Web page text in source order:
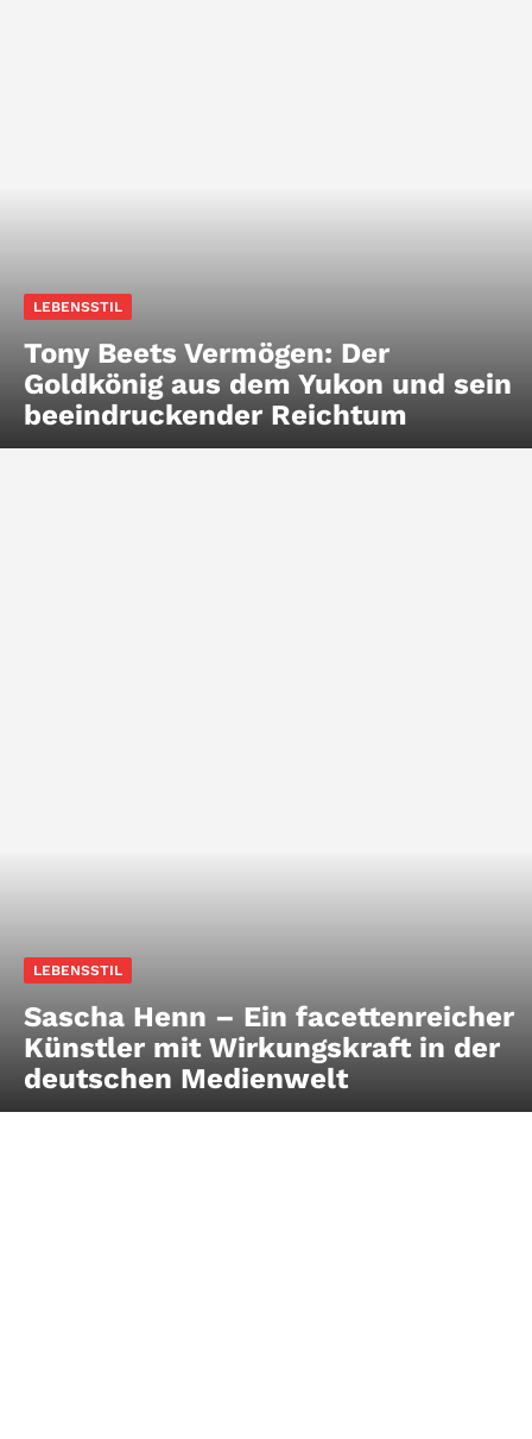
LEBENSSTIL
Tony Beets Vermögen: Der
Goldkönig aus dem Yukon und sein
beeindruckender Reichtum
LEBENSSTIL
Sascha Henn – Ein facettenreicher
Künstler mit Wirkungskraft in der
deutschen Medienwelt